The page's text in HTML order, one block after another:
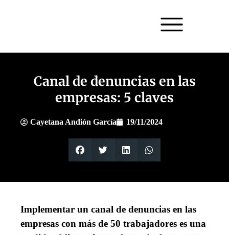
Canal de denuncias en las
empresas: 5 claves
Cayetana Andión García 19/11/2024
Implementar un canal de denuncias en las
empresas con más de 50 trabajadores es una